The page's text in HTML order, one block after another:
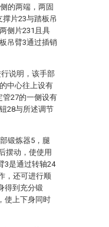
的两端，两固
片23与踏板吊
侧片231且具
吊臂3通过插销
说明，该手部
中心往上设有
管27的一侧设有
28与所述调节
锻炼器5，腿
摆动，使使用
3是通过转轴24
，还可进行顺
得到充分锻
使上下身同时